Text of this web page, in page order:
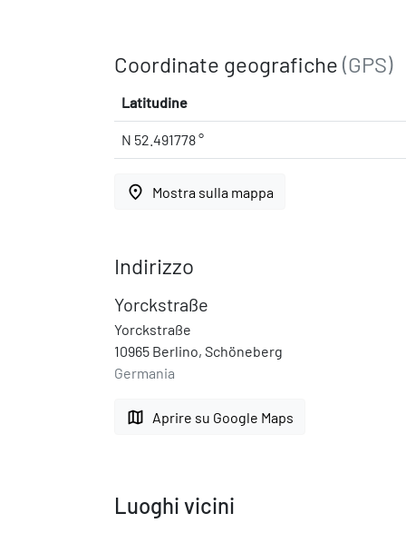
Coordinate geografiche (GPS)
Latitudine
N 52.491778 °
place Mostra sulla mappa
Indirizzo
Yorckstraße
Yorckstraße
10965 Berlino, Schöneberg
Germania
map Aprire su Google Maps
Luoghi vicini